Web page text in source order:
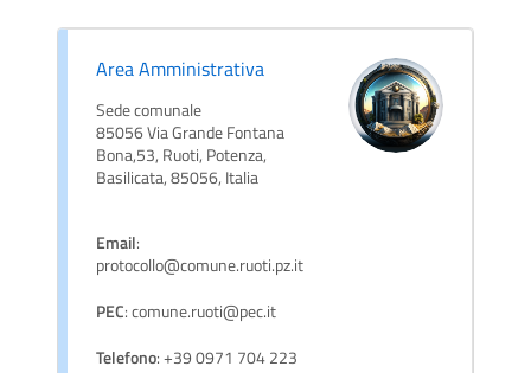
Area Amministrativa
Sede comunale
85056 Via Grande Fontana
Bona,53, Ruoti, Potenza,
Basilicata, 85056, Italia
Email:
protocollo@comune.ruoti.pz.it
PEC: comune.ruoti@pec.it
Telefono: +39 0971 704 223